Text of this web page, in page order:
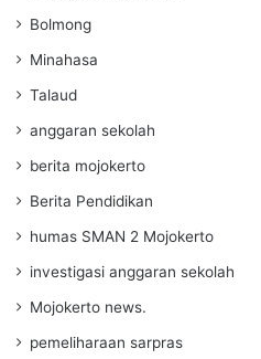
Bolmong
Minahasa
Talaud
anggaran sekolah
berita mojokerto
Berita Pendidikan
humas SMAN 2 Mojokerto
investigasi anggaran sekolah
Mojokerto news.
pemeliharaan sarpras